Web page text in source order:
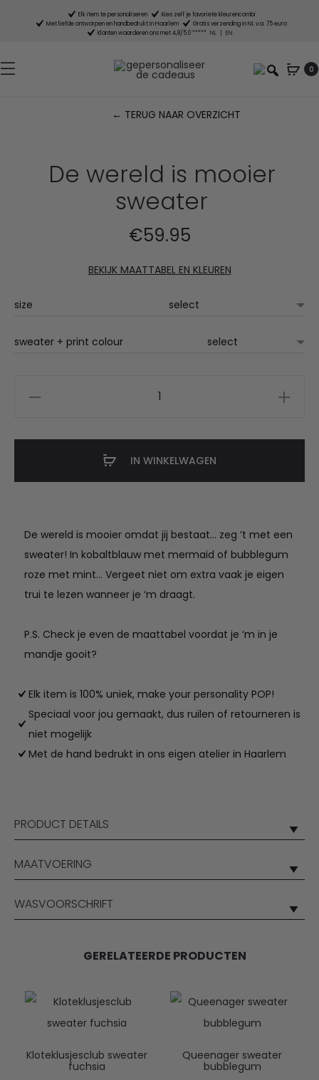
Elk item te personaliseren
Kies zelf je favoriete kleurencombi
Met liefde ontworpen en handbedrukt in Haarlem
Gratis verzending in NL v.a. 75 euro
Klanten waarderen ons met 4,8/5.0 ***** NL EN
0
← TERUG NAAR OVERZICHT
De wereld is mooier
sweater
De wereld is mooier omdat jij bestaat… zeg ‘t met een
sweater! In kobaltblauw met mermaid of bubblegum
roze met mint… Vergeet niet om extra vaak je eigen
trui te lezen wanneer je ‘m draagt.
P.S. Check je even de maattabel voordat je ‘m in je
mandje gooit?
€59.95
Elk item is 100% uniek, make your personality POP!
Speciaal voor jou gemaakt, dus ruilen of retourneren is
niet mogelijk
Met de hand bedrukt in ons eigen atelier in Haarlem
BEKIJK MAATTABEL EN KLEUREN
size
sweater + print colour
IN WINKELWAGEN
PRODUCT DETAILS
MAATVOERING
WASVOORSCHRIFT
GERELATEERDE PRODUCTEN
Kloteklusjesclub sweater
fuchsia
Queenager sweater
bubblegum